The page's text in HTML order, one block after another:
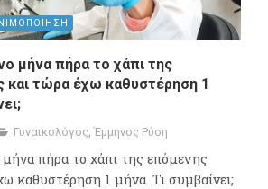
μήνα πήρα το χάπι της
και τώρα έχω καθυστέρηση 1
Γυναικολόγος ,Έμμηνος Ρύση
πήρα το χάπι της επόμενης
καθυστέρηση 1 μήνα. Τι συμβαίνει;